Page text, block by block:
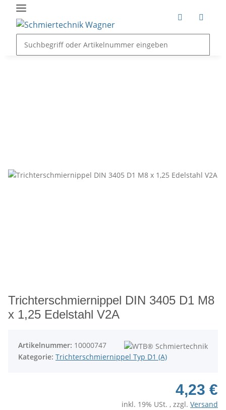
Trichterschmiernippel DIN 3405 D1 M8
x 1,25 Edelstahl V2A
Artikelnummer: 10000747
Kategorie: Trichterschmiernippel Typ D1 (A)
4,23 €
inkl. 19% USt. , zzgl. Versand